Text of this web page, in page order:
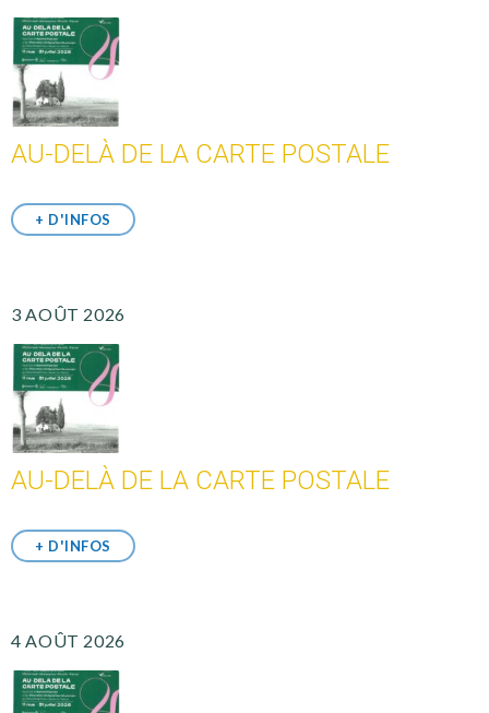
AU-DELÀ DE LA CARTE POSTALE
+ D'INFOS
3 AOÛT 2026
AU-DELÀ DE LA CARTE POSTALE
+ D'INFOS
4 AOÛT 2026